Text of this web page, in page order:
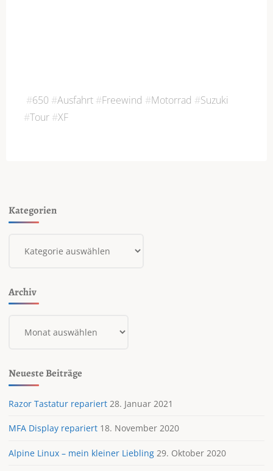
#650 #Ausfahrt #Freewind #Motorrad #Suzuki
#Tour #XF
Kategorien
Archiv
Neueste Beiträge
Razor Tastatur repariert 28. Januar 2021
MFA Display repariert 18. November 2020
Alpine Linux – mein kleiner Liebling 29. Oktober 2020